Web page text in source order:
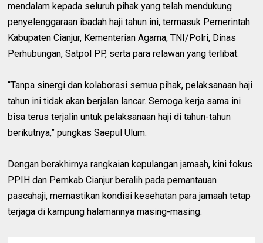
mendalam kepada seluruh pihak yang telah mendukung
penyelenggaraan ibadah haji tahun ini, termasuk Pemerintah
Kabupaten Cianjur, Kementerian Agama, TNI/Polri, Dinas
Perhubungan, Satpol PP, serta para relawan yang terlibat.
“Tanpa sinergi dan kolaborasi semua pihak, pelaksanaan haji
tahun ini tidak akan berjalan lancar. Semoga kerja sama ini
bisa terus terjalin untuk pelaksanaan haji di tahun-tahun
berikutnya,” pungkas Saepul Ulum.
Dengan berakhirnya rangkaian kepulangan jamaah, kini fokus
PPIH dan Pemkab Cianjur beralih pada pemantauan
pascahaji, memastikan kondisi kesehatan para jamaah tetap
terjaga di kampung halamannya masing-masing.